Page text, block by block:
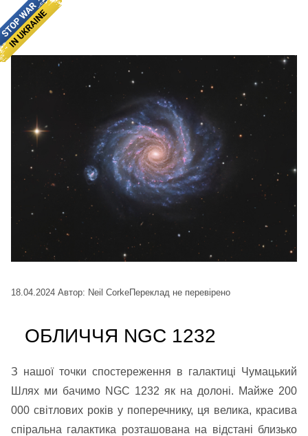
18.04.2024 Автор: Neil CorkeПереклад не перевірено
ОБЛИЧЧЯ NGC 1232
З нашої точки спостереження в галактиці Чумацький
Шлях ми бачимо NGC 1232 як на долоні. Майже 200
000 світлових років у поперечнику, ця велика, красива
спіральна галактика розташована на відстані близько